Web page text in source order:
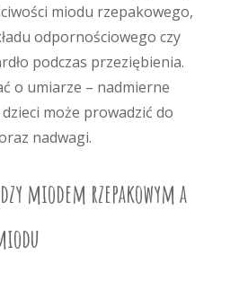
miodu rzepakowego,
odpornościowego czy
podczas przeziębienia.
o umiarze – nadmierne
może prowadzić do
nadwagi.
miodem rzepakowym a